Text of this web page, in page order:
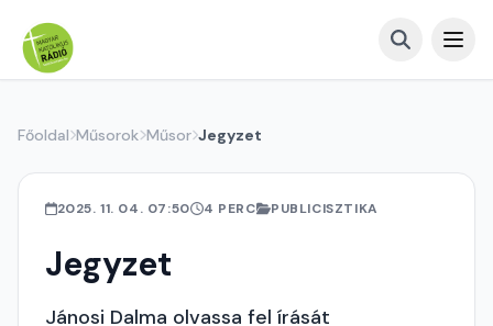
Főoldal Műsorok Műsor Jegyzet
2025. 11. 04. 07:50 4 PERC PUBLICISZTIKA
Jegyzet
Jánosi Dalma olvassa fel írását